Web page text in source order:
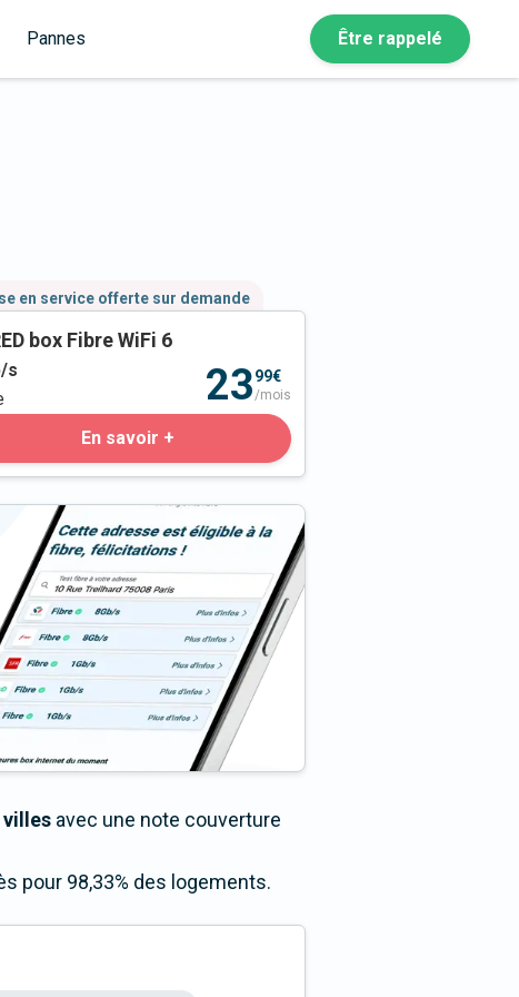
Pannes Être rappelé
en service offerte sur demande
box Fibre WiFi 6
s
2399€
/mois
En savoir +
villes avec une note couverture
pour 98,33% des logements.